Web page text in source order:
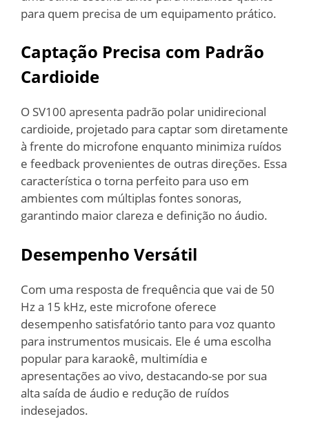
para quem precisa de um equipamento prático.
Captação Precisa com Padrão
Cardioide
O SV100 apresenta padrão polar unidirecional
cardioide, projetado para captar som diretamente
à frente do microfone enquanto minimiza ruídos
e feedback provenientes de outras direções. Essa
característica o torna perfeito para uso em
ambientes com múltiplas fontes sonoras,
garantindo maior clareza e definição no áudio.
Desempenho Versátil
Com uma resposta de frequência que vai de 50
Hz a 15 kHz, este microfone oferece
desempenho satisfatório tanto para voz quanto
para instrumentos musicais. Ele é uma escolha
popular para karaokê, multimídia e
apresentações ao vivo, destacando-se por sua
alta saída de áudio e redução de ruídos
indesejados.